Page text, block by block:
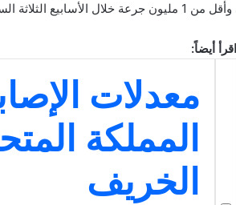
خلال الأسابيع الثلاثة السابقة.
اقرأ أيضاً:
معدلات
المملكة
الخريف